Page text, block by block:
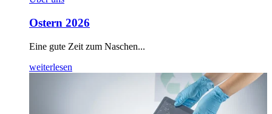
Ostern 2026
Eine gute Zeit zum Naschen...
weiterlesen